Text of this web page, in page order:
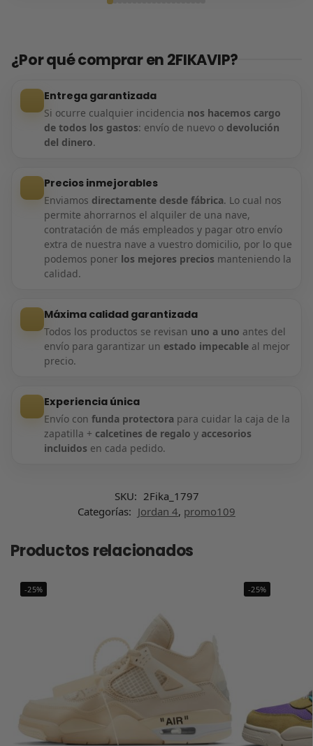
¿Por qué comprar en 2FIKAVIP?
Entrega garantizada
Si ocurre cualquier incidencia nos hacemos cargo
de todos los gastos: envío de nuevo o devolución
del dinero.
Precios inmejorables
Enviamos directamente desde fábrica. Lo cual nos
permite ahorrarnos el alquiler de una nave,
contratación de más empleados y pagar otro envío
extra de nuestra nave a vuestro domicilio, por lo que
podemos poner los mejores precios manteniendo la
calidad.
Máxima calidad garantizada
Todos los productos se revisan uno a uno antes del
envío para garantizar un estado impecableal mejor
precio.
Experiencia única
Envío con funda protectorapara cuidar la caja de la
zapatilla + calcetines de regalo y accesorios
incluidos en cada pedido.
SKU: 2Fika_1797
Categorías: Jordan 4, promo109
Productos relacionados
-25% -25%